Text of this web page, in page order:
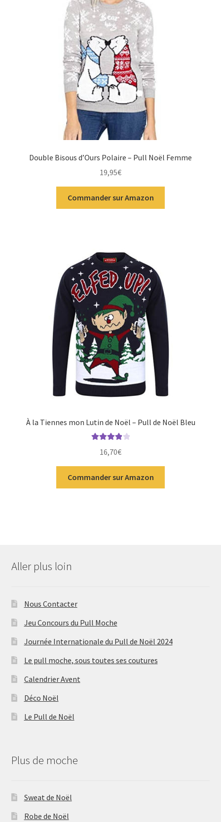
Double Bisous d’Ours Polaire – Pull Noël Femme
19,95€
Commander sur Amazon
À la Tiennes mon Lutin de Noël – Pull de Noël Bleu
sur 5
16,70€
Commander sur Amazon
Aller plus loin
Nous Contacter
Jeu Concours du Pull Moche
Journée Internationale du Pull de Noël 2024
Le pull moche, sous toutes ses coutures
Calendrier Avent
Déco Noël
Le Pull de Noël
Plus de moche
Sweat de Noël
Robe de Noël